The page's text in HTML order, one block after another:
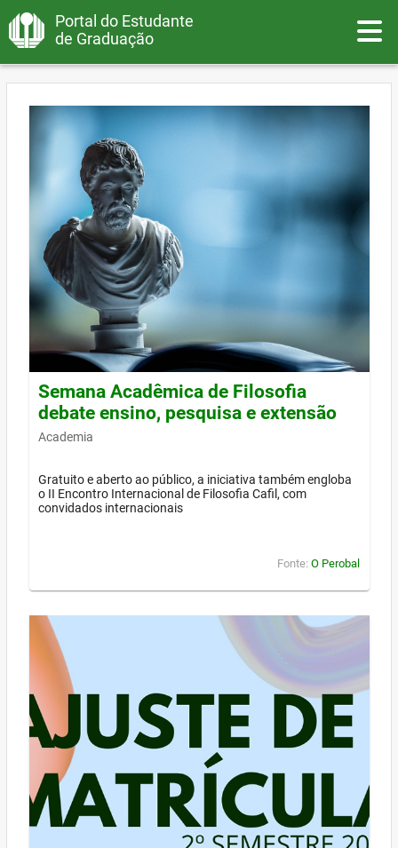
Portal do Estudante
de Graduação
Semana Acadêmica de Filosofia
debate ensino, pesquisa e extensão
Academia
Gratuito e aberto ao público, a iniciativa também engloba
o II Encontro Internacional de Filosofia Cafil, com
convidados internacionais
Fonte: O Perobal